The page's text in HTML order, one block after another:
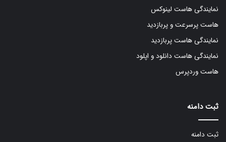
نمایندگی هاست لینوکس
هاست پرسرعت و پربازدید
نمایندگی هاست پربازدید
نمایندگی هاست دانلود و اپلود
هاست وردپرس
ثبت دامنه
ثبت دامنه